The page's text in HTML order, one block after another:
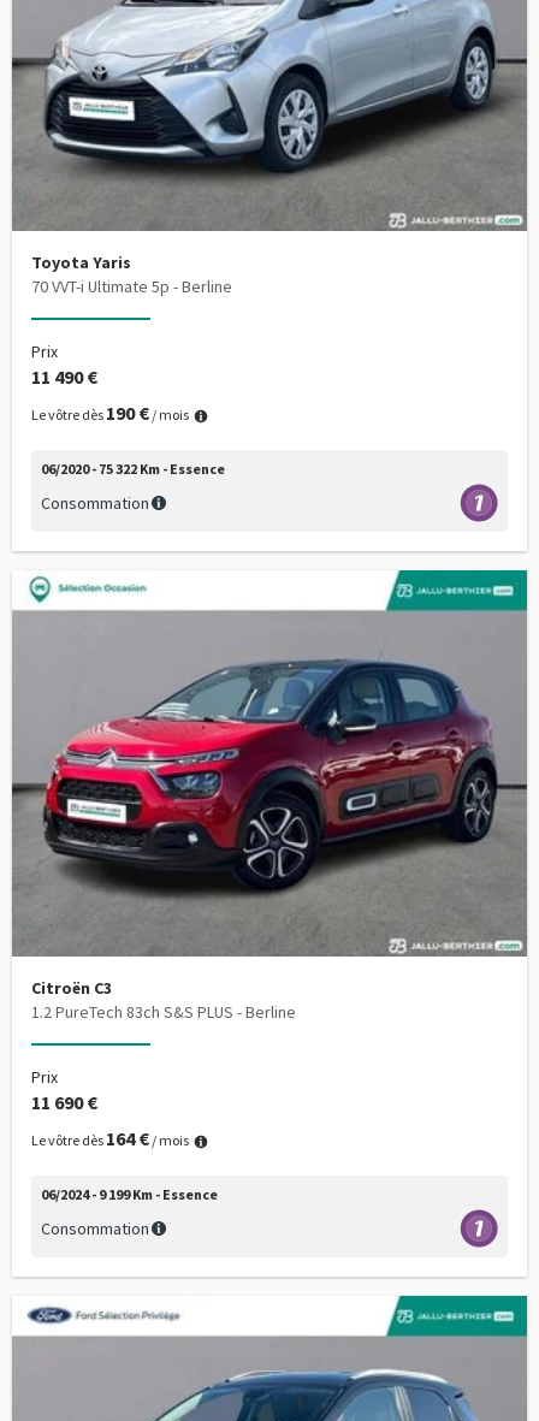
Toyota Yaris
70 VVT-i Ultimate 5p - Berline
Prix
11 490 €
Le vôtre dès 190 € / mois
06/2020 - 75 322 Km - Essence
Consommation
Citroën C3
1.2 PureTech 83ch S&S PLUS - Berline
Prix
11 690 €
Le vôtre dès 164 € / mois
06/2024 - 9 199 Km - Essence
Consommation